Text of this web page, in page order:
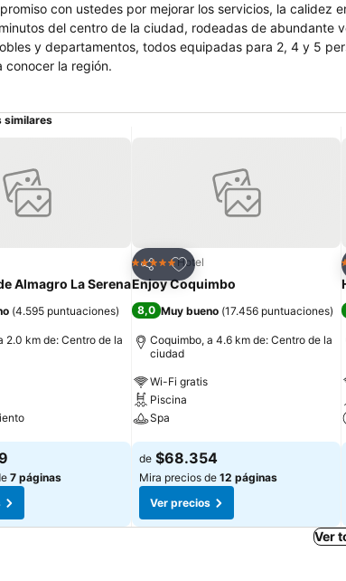
con ustedes por mejorar los servicios, la calidez
del centro de la ciudad, rodeadas de abundante
y departamentos, todos equipadas para 2, 4 y 5
conocer la región.
similares
a favoritos
Almagro La Serena
(4.595 puntuaciones)
2.0 km de: Centro de la
7 páginas
Compartir
Agregar a favoritos
5 EstrellasHotel
Enjoy Coquimbo
8,0 Muy bueno (17.456 puntuaciones)
Coquimbo, a 4.6 km de: Centro de la
ciudad
Wi-Fi gratis
Piscina
Spa
Ver precios
de $68.354
Mira precios de 12 páginas
Ver precios
Ver